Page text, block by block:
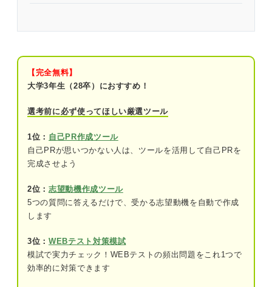
ポートフォリオの概要をおさらい
まずは確認！ 企業がポートフォリオの提示を求め
る理由
センスが企業の方向性とマッチするか確認
就活生の人柄を知るため
超重要！ ポートフォリオの自己紹介に含めるべき
【完全無料】
大学3年生（28卒）におすすめ！
選考前に必ず使ってほしい厳選ツール
1位： 自己PR作成ツール
自己PRが思いつかない人は、ツールを活用して自己PRを
完成させよう
2位： 志望動機作成ツール
5つの質問に答えるだけで、受かる志望動機を自動で作成
します
3位： WEBテスト対策模試
模試で実力チェック！WEBテストの頻出問題をこれ1つで
効率的に対策できます